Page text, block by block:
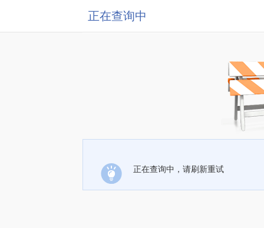
正在查询中
正在查询中，请刷新重试